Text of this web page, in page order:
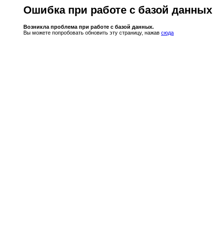
Ошибка при работе с базой данных
Возникла проблема при работе с базой данных.
Вы можете попробовать обновить эту страницу, нажав сюда